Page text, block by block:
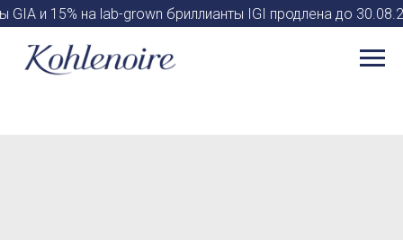
GIA и 15% на lab-grown бриллианты IGI продлена до